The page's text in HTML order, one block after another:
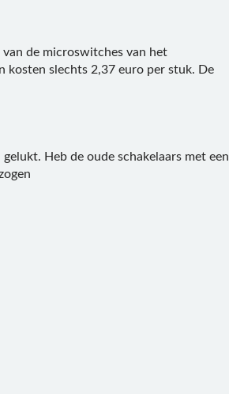
de microswitches van het
kosten slechts 2,37 euro per stuk. De
Heb de oude schakelaars met een